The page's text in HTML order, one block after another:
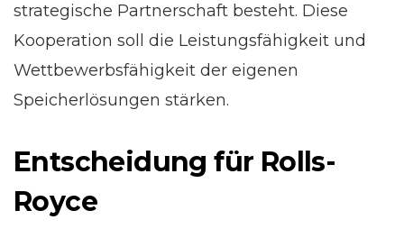
strategische Partnerschaft besteht. Diese
Kooperation soll die Leistungsfähigkeit und
Wettbewerbsfähigkeit der eigenen
Speicherlösungen stärken.
Entscheidung für Rolls-
Royce